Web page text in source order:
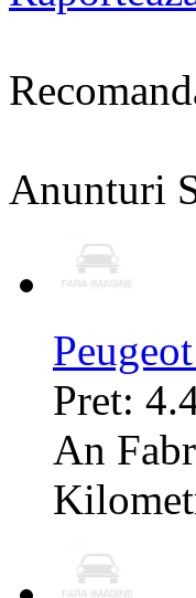
Anunturi
Pret:
An